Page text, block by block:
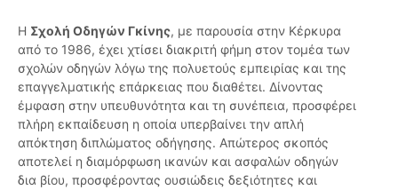
Η Σχολή Οδηγών Γκίνης, με παρουσία στην Κέρκυρα
από το 1986, έχει χτίσει διακριτή φήμη στον τομέα των
σχολών οδηγών λόγω της πολυετούς εμπειρίας και της
επαγγελματικής επάρκειας που διαθέτει. Δίνοντας
έμφαση στην υπευθυνότητα και τη συνέπεια, προσφέρει
πλήρη εκπαίδευση η οποία υπερβαίνει την απλή
απόκτηση διπλώματος οδήγησης. Απώτερος σκοπός
αποτελεί η διαμόρφωση ικανών και ασφαλών οδηγών
δια βίου, προσφέροντας ουσιώδεις δεξιότητες και